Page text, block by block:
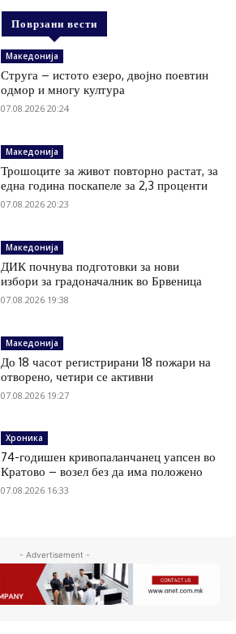
Поврзани вести
Македонија
Струга – истото езеро, двојно поевтин
одмор и многу култура
07.08.2026 20:24
Македонија
Трошоците за живот повторно растат, за
една година поскапеле за 2,3 проценти
07.08.2026 20:23
Македонија
ДИК почнува подготовки за нови
избори за градоначалник во Брвеница
07.08.2026 19:38
Македонија
До 18 часот регистрирани 18 пожари на
отворено, четири се активни
07.08.2026 19:27
Хроника
74-годишен кривопаланчанец уапсен во
Кратово – возел без да има положено
07.08.2026 16:33
- Advertisement -